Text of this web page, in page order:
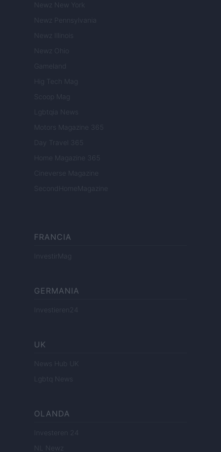
Newz New York
Newz Pennsylvania
Newz Illinois
Newz Ohio
Gameland
Hig Tech Mag
Scoop Mag
Lgbtqia News
Motors Magazine 365
Day Travel 365
Home Magazine 365
Cineverse Magazine
SecondHomeMagazine
FRANCIA
InvestirMag
GERMANIA
Investieren24
UK
News Hub UK
Lgbtq News
OLANDA
Investeren 24
NL Newz